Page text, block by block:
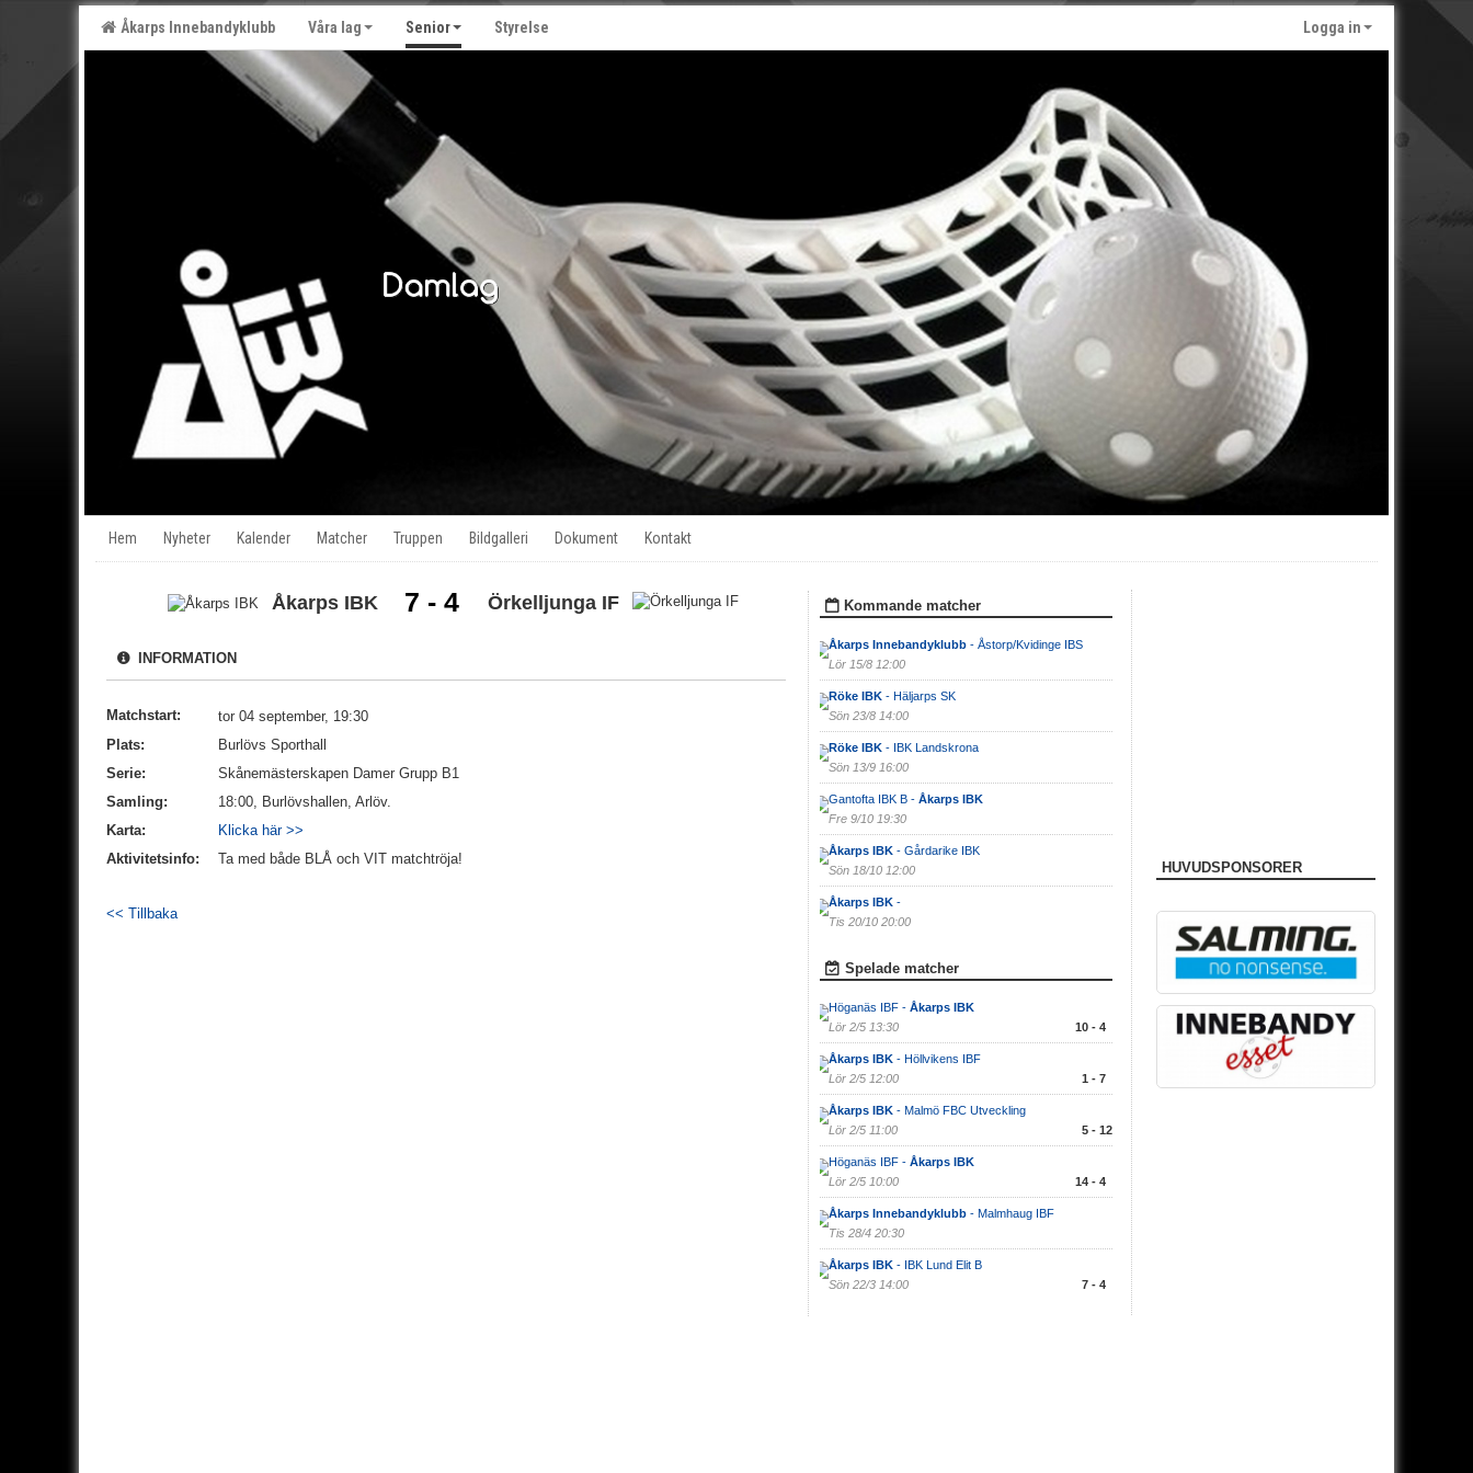
Åkarps Innebandyklubb Våra lag Senior Styrelse Logga in
Hem Nyheter Kalender Matcher Truppen Bildgalleri Dokument Kontakt
Åkarps IBK 7 - 4 Örkelljunga IF
INFORMATION
Matchstart:
tor 04 september, 19:30
Plats:
Burlövs Sporthall
Serie:
Skånemästerskapen Damer Grupp B1
Samling:
18:00, Burlövshallen, Arlöv.
Karta:
Klicka här >>
Aktivitetsinfo:
Ta med både BLÅ och VIT matchtröja!
<< Tillbaka
Kommande matcher
Åkarps Innebandyklubb- Åstorp/Kvidinge IBS
Lör 15/8 12:00
Röke IBK- Häljarps SK
Sön 23/8 14:00
Röke IBK- IBK Landskrona
Sön 13/9 16:00
Gantofta IBK B - Åkarps IBK
Fre 9/10 19:30
Åkarps IBK- Gårdarike IBK
Sön 18/10 12:00
Åkarps IBK-
Tis 20/10 20:00
Spelade matcher
Höganäs IBF - Åkarps IBK
Lör 2/5 13:30
10 - 4
Åkarps IBK- Höllvikens IBF
Lör 2/5 12:00
1 - 7
Åkarps IBK- Malmö FBC Utveckling
Lör 2/5 11:00
5 - 12
Höganäs IBF - Åkarps IBK
Lör 2/5 10:00
14 - 4
Åkarps Innebandyklubb- Malmhaug IBF
Tis 28/4 20:30
Åkarps IBK- IBK Lund Elit B
Sön 22/3 14:00
7 - 4
HUVUDSPONSORER